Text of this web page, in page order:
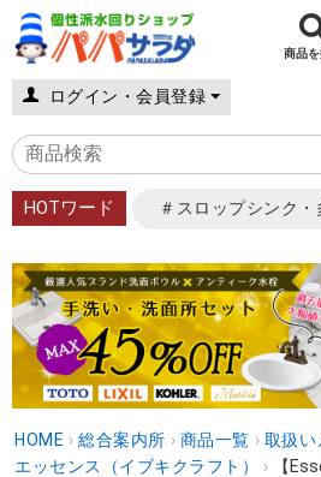
商品
ログイン・会員登録
HOTワード ＃スロップシンク・
HOME › 総合案内所 › 商品一覧 › 取扱い
エッセンス（イブキクラフト）
›
【